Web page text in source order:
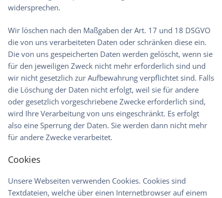
widersprechen.
Wir löschen nach den Maßgaben der Art. 17 und 18 DSGVO
die von uns verarbeiteten Daten oder schränken diese ein.
Die von uns gespeicherten Daten werden gelöscht, wenn sie
für den jeweiligen Zweck nicht mehr erforderlich sind und
wir nicht gesetzlich zur Aufbewahrung verpflichtet sind. Falls
die Löschung der Daten nicht erfolgt, weil sie für andere
oder gesetzlich vorgeschriebene Zwecke erforderlich sind,
wird Ihre Verarbeitung von uns eingeschränkt. Es erfolgt
also eine Sperrung der Daten. Sie werden dann nicht mehr
für andere Zwecke verarbeitet.
Cookies
Unsere Webseiten verwenden Cookies. Cookies sind
Textdateien, welche über einen Internetbrowser auf einem